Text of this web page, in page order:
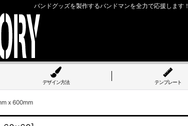
バンドグッズを製作するバンドマンを全力で応援します！
デザイン方法 テンプレート
x 600mm